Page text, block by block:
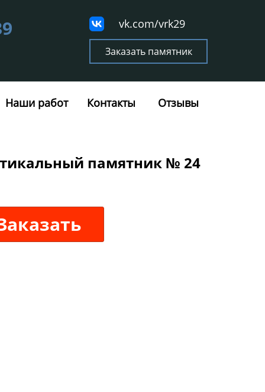
vk.com/vrk29
Заказать памятник
Наши работ Контакты Отзывы
памятник № 24